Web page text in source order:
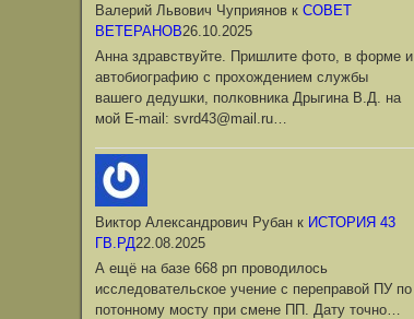
Валерий Львович Чуприяновк СОВЕТ
ВЕТЕРАНОВ26.10.2025
Анна здравствуйте. Пришлите фото, в форме и
автобиографию с прохождением службы
вашего дедушки, полковника Дрыгина В.Д. на
мой Е-mail: svrd43@mail.ru…
Виктор Александрович Рубанк ИСТОРИЯ 43
ГВ.РД22.08.2025
А ещё на базе 668 рп проводилось
исследовательское учение с переправой ПУ по
потонному мосту при смене ПП. Дату точно…